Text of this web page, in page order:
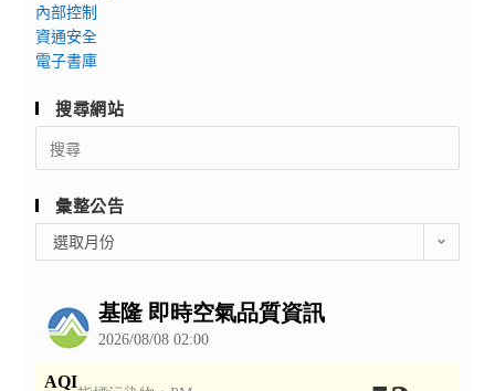
內部控制
資通安全
電子書庫
搜尋網站
Search
for:
彙整公告
整
選取月份